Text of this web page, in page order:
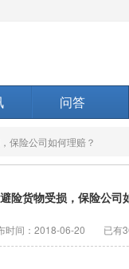
问答
保险公司如何理赔？
险货物受损，保险公司
时间：2018-06-20 已有